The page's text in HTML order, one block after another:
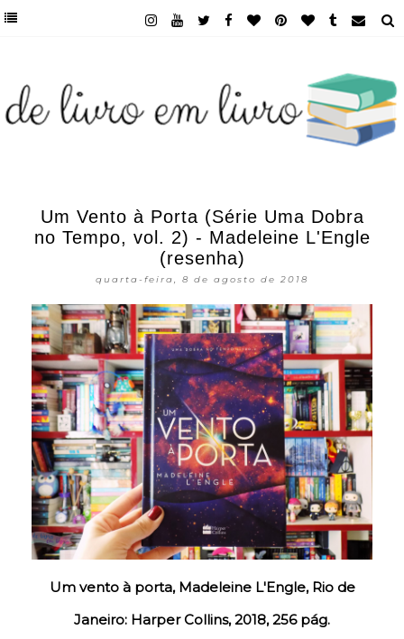
Um Vento à Porta (Série Uma Dobra
no Tempo, vol. 2) - Madeleine L'Engle
(resenha)
quarta-feira, 8 de agosto de 2018
Um vento à porta, Madeleine L'Engle, Rio de
Janeiro: Harper Collins, 2018, 256 pág.